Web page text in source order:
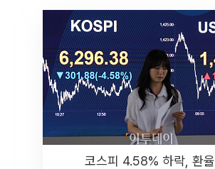
코스피 4.58% 하락, 환율